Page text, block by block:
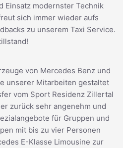
Einsatz modernster Technik
sich immer wieder aufs
zu unserem Taxi Service.
von Mercedes Benz und
unserer Mitarbeiten gestaltet
vom Sport Residenz Zillertal
zurück sehr angenehm und
für Gruppen und
mit bis zu vier Personen
E-Klasse Limousine zur